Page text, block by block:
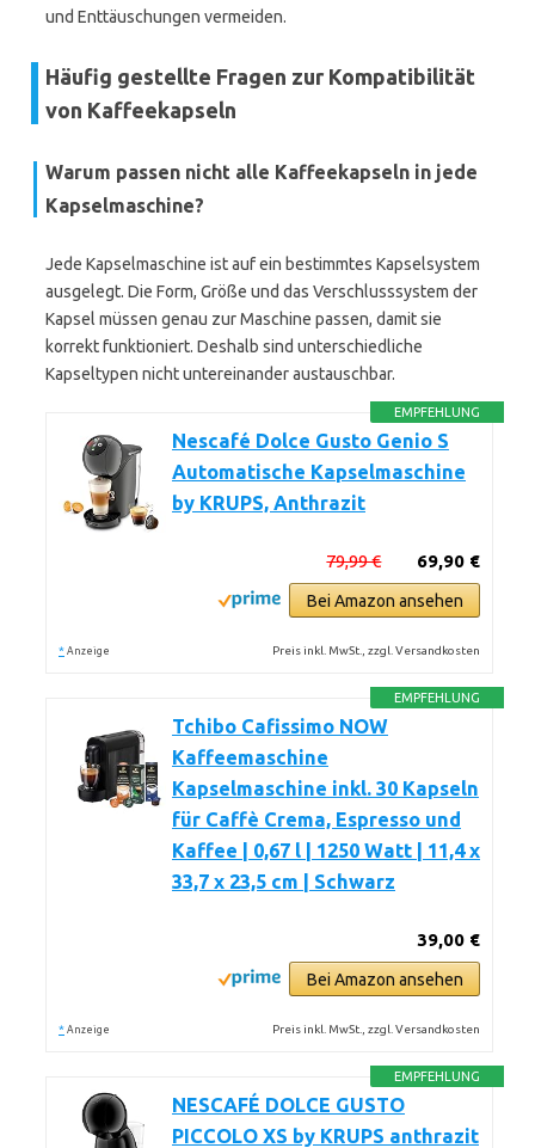
und Enttäuschungen vermeiden.
Häufig gestellte Fragen zur Kompatibilität
von Kaffeekapseln
Warum passen nicht alle Kaffeekapseln in jede
Kapselmaschine?
Jede Kapselmaschine ist auf ein bestimmtes Kapselsystem
ausgelegt. Die Form, Größe und das Verschlusssystem der
Kapsel müssen genau zur Maschine passen, damit sie
korrekt funktioniert. Deshalb sind unterschiedliche
Kapseltypen nicht untereinander austauschbar.
EMPFEHLUNG
Nescafé Dolce Gusto Genio S
Automatische Kapselmaschine
by KRUPS, Anthrazit
69,90 €
79,99 €
Bei Amazon ansehen
* Anzeige Preis inkl. MwSt., zzgl. Versandkosten
EMPFEHLUNG
Tchibo Cafissimo NOW
Kaffeemaschine
Kapselmaschine inkl. 30 Kapseln
für Caffè Crema, Espresso und
Kaffee | 0,67 l | 1250 Watt | 11,4 x
33,7 x 23,5 cm | Schwarz
39,00 €
Bei Amazon ansehen
* Anzeige Preis inkl. MwSt., zzgl. Versandkosten
EMPFEHLUNG
NESCAFÉ DOLCE GUSTO
PICCOLO XS by KRUPS anthrazit